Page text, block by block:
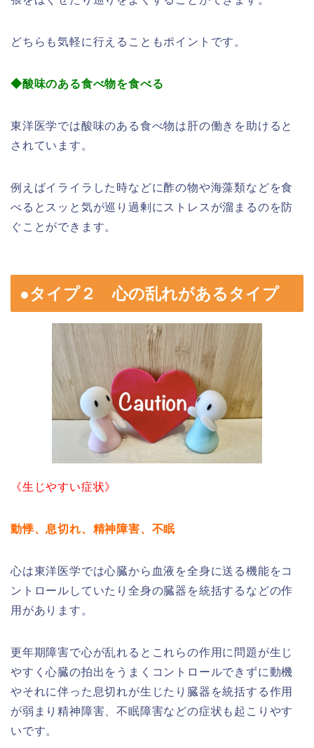
どちらも気軽に行えることもポイントです。
◆酸味のある食べ物を食べる
東洋医学では酸味のある食べ物は肝の働きを助けると
されています。
例えばイライラした時などに酢の物や海藻類などを食
べるとスッと気が巡り過剰にストレスが溜まるのを防
ぐことができます。
●タイプ２ 心の乱れがあるタイプ
《生じやすい症状》
動悸、息切れ、精神障害、不眠
心は東洋医学では心臓から血液を全身に送る機能をコ
ントロールしていたり全身の臓器を統括するなどの作
用があります。
更年期障害で心が乱れるとこれらの作用に問題が生じ
やすく心臓の拍出をうまくコントロールできずに動機
やそれに伴った息切れが生じたり臓器を統括する作用
が弱まり精神障害、不眠障害などの症状も起こりやす
いです。